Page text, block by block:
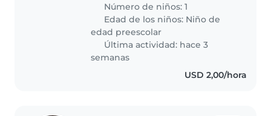
Número de niños: 1
Edad de los niños: Niño de
edad preescolar
Última actividad: hace 3
semanas
USD 2,00/hora